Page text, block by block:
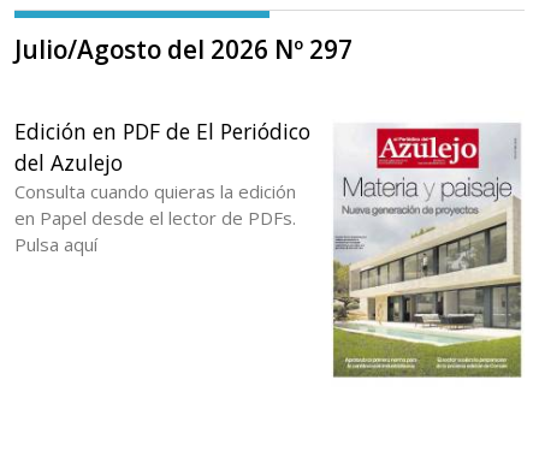
Julio/Agosto del 2026 Nº 297
Edición en PDF de El Periódico
del Azulejo
Consulta cuando quieras la edición
en Papel desde el lector de PDFs.
Pulsa aquí